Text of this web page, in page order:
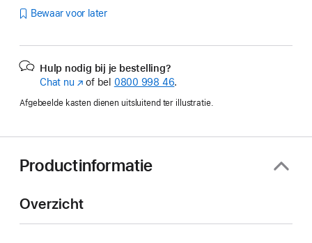
Bewaar voor later
Hulp nodig bij je bestelling?
Chat nu (Wordt
nieuw
geopend)
of bel 0800 998 46.
Afgebeelde kasten dienen uitsluitend ter illustratie.
Productinformatie
Overzicht